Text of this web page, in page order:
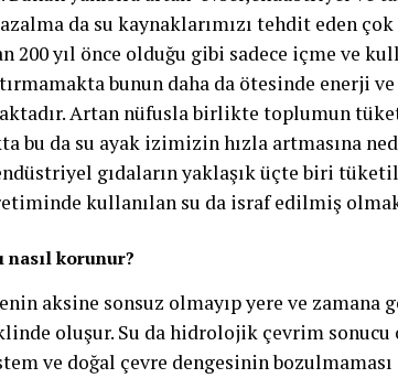
da su kaynaklarımızı tehdit eden
200 yıl önce olduğu gibi sadece içme ve
bunun daha da ötesinde enerji
Artan nüfusla birlikte toplumun
bu da su ayak izimizin hızla artmasına
gıdaların yaklaşık üçte biri
kullanılan su da israf edilmiş
nasıl korunur?
aksine sonsuz olmayıp yere ve zamana
oluşur. Su da hidrolojik çevrim
ve doğal çevre dengesinin bozulmaması